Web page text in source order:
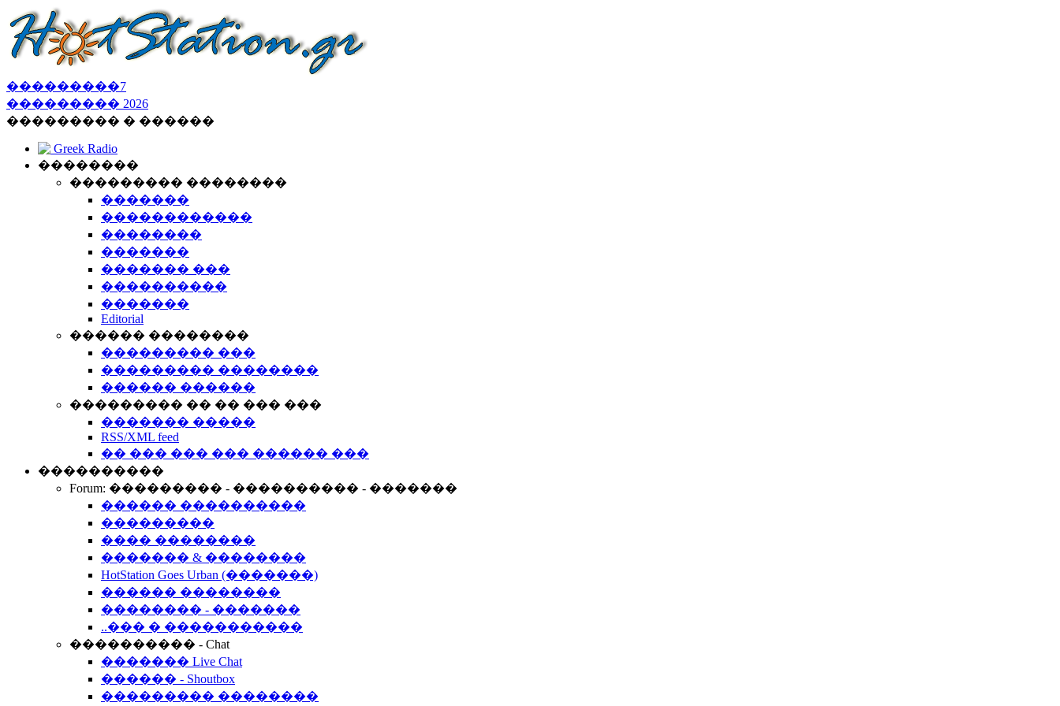
���������7
��������� 2026
��������� � ������
Greek Radio
��������
��������� ��������
�������
������������
��������
�������
������� ���
����������
�������
Editorial
������ ��������
��������� ���
��������� ��������
������ ������
��������� �� �� ��� ���
������� �����
RSS/XML feed
�� ��� ��� ��� ������ ���
����������
Forum: ��������� - ���������� - �������
������ ����������
���������
���� ��������
������� & ��������
HotStation Goes Urban (�������)
������ ��������
�������� - �������
..��� � �����������
���������� - Chat
������� Live Chat
������ - Shoutbox
��������� ��������